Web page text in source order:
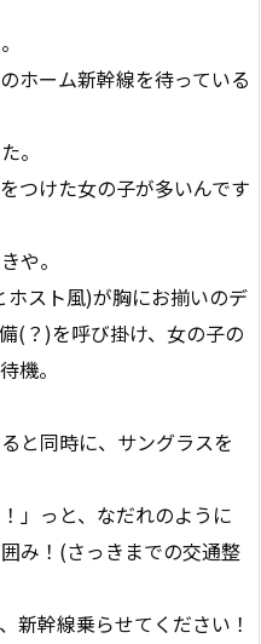
ホーム新幹線を待っている
。
つけた女の子が多いんです
や。
スト風)が胸にお揃いのデ
(？)を呼び掛け、女の子の
機。
と同時に、サングラスを
」っと、なだれのように
み！(さっきまでの交通整
新幹線乗らせてください！